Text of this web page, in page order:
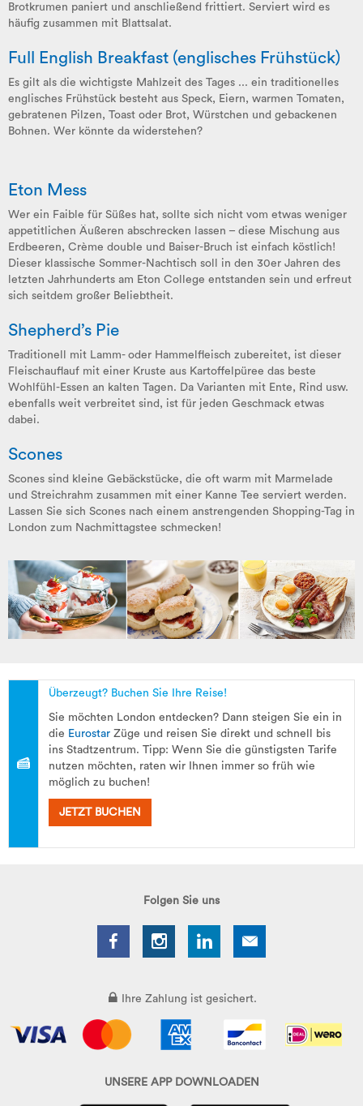
Brotkrumen paniert und anschließend frittiert. Serviert wird es
häufig zusammen mit Blattsalat.
Full English Breakfast (englisches Frühstück)
Es gilt als die wichtigste Mahlzeit des Tages ... ein traditionelles
englisches Frühstück besteht aus Speck, Eiern, warmen Tomaten,
gebratenen Pilzen, Toast oder Brot, Würstchen und gebackenen
Bohnen. Wer könnte da widerstehen?
Eton Mess
Wer ein Faible für Süßes hat, sollte sich nicht vom etwas weniger
appetitlichen Äußeren abschrecken lassen – diese Mischung aus
Erdbeeren, Crème double und Baiser-Bruch ist einfach köstlich!
Dieser klassische Sommer-Nachtisch soll in den 30er Jahren des
letzten Jahrhunderts am Eton College entstanden sein und erfreut
sich seitdem großer Beliebtheit.
Shepherd’s Pie
Traditionell mit Lamm- oder Hammelfleisch zubereitet, ist dieser
Fleischauflauf mit einer Kruste aus Kartoffelpüree das beste
Wohlfühl-Essen an kalten Tagen. Da Varianten mit Ente, Rind usw.
ebenfalls weit verbreitet sind, ist für jeden Geschmack etwas
dabei.
Scones
Scones sind kleine Gebäckstücke, die oft warm mit Marmelade
und Streichrahm zusammen mit einer Kanne Tee serviert werden.
Lassen Sie sich Scones nach einem anstrengenden Shopping-Tag in
London zum Nachmittagstee schmecken!
Überzeugt? Buchen Sie Ihre Reise!
Sie möchten London entdecken? Dann steigen Sie ein in
die Eurostar Züge und reisen Sie direkt und schnell bis
ins Stadtzentrum. Tipp: Wenn Sie die günstigsten Tarife
nutzen möchten, raten wir Ihnen immer so früh wie
möglich zu buchen!
JETZT BUCHEN
Folgen Sie uns
Ihre Zahlung ist gesichert.
UNSERE APP DOWNLOADEN